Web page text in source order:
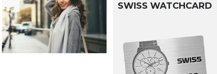
SWISS WATCHCARD